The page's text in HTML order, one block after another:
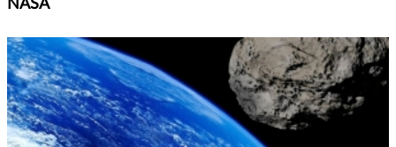
NASA